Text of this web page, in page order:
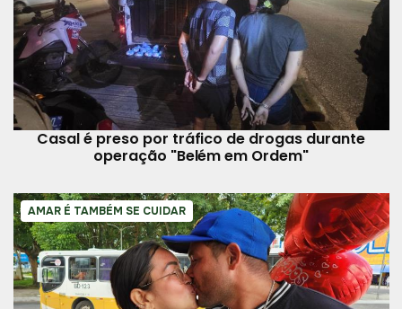
Casal é preso por tráfico de drogas durante
operação "Belém em Ordem"
AMAR É TAMBÉM SE CUIDAR